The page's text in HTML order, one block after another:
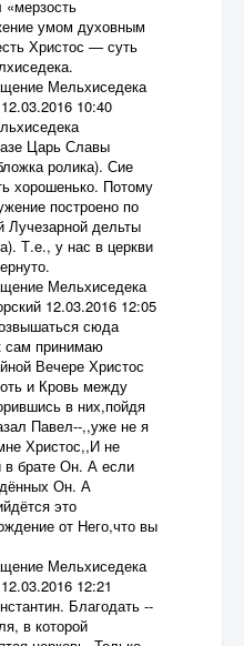
«мерзость
умом духовным
Христос — суть
Мельхиседека
12.03.2016 10:40
Царь Славы
ролика). Сие
хорошенько. Потому
построено по
Лучезарной дельты
Т.е., у нас в церкви
Мельхиседека
12.03.2016 12:05
сюда
сам принимаю
Вечере Христос
и Кровь между
в них,пойдя
Павел--,,уже не я
Христос,,И не
в брате Он. А если
Он. А
это
от Него,что вы
Мельхиседека
12.03.2016 12:21
Благодать --
в которой